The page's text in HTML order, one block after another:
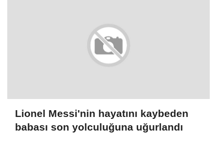
Lionel Messi'nin hayatını kaybeden
babası son yolculuğuna uğurlandı